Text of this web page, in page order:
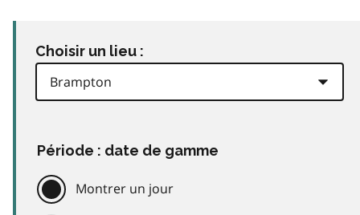
Choisir un lieu :
Période : date de gamme
Montrer un jour